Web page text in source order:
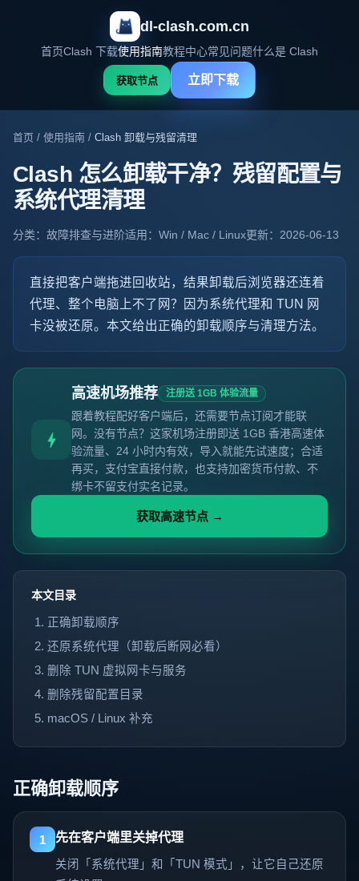
dl-clash.com.cn
首页Clash 下载使用指南教程中心常见问题什么是 Clash
获取节点 立即下载
首页 / 使用指南 / Clash 卸载与残留清理
Clash 怎么卸载干净？残留配置与
系统代理清理
分类：故障排查与进阶适用：Win / Mac / Linux更新：2026-06-13
直接把客户端拖进回收站，结果卸载后浏览器还连着
代理、整个电脑上不了网？因为系统代理和 TUN 网
卡没被还原。本文给出正确的卸载顺序与清理方法。
高速机场推荐 注册送 1GB 体验流量
跟着教程配好客户端后，还需要节点订阅才能联
网。没有节点？这家机场注册即送 1GB 香港高速体
验流量、24 小时内有效，导入就能先试速度；合适
再买，支付宝直接付款，也支持加密货币付款、不
绑卡不留支付实名记录。
获取高速节点 →
本文目录
正确卸载顺序
还原系统代理（卸载后断网必看）
删除 TUN 虚拟网卡与服务
删除残留配置目录
macOS / Linux 补充
正确卸载顺序
1 先在客户端里关掉代理
关闭「系统代理」和「TUN 模式」，让它自己还原